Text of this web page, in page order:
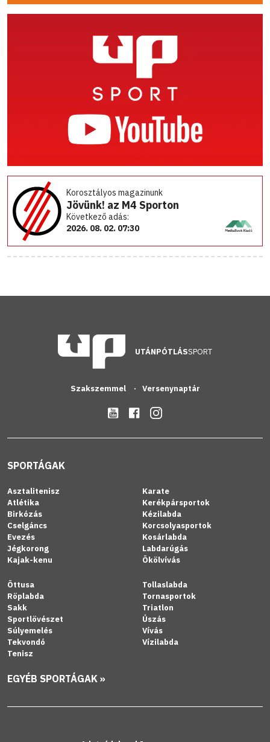
Korosztályos magazinunk
Jövünk! az M4 Sporton
Következő adás:
2026. 08. 02. 07:30
UTÁNPÓTLÁSSPORT
Szakszemmel Versenynaptár
SPORTÁGAK
Asztalitenisz
Atlétika
Birkózás
Cselgáncs
Evezés
Jégkorong
Kajak-kenu
Karate
Kerékpársportok
Kézilabda
Korcsolyasportok
Kosárlabda
Labdarúgás
Ökölvívás
Öttusa
Röplabda
Sakk
Sportlövészet
Súlyemelés
Tekvondó
Tenisz
Tollaslabda
Tornasportok
Triatlon
Úszás
Vívás
Vízilabda
EGYÉB SPORTÁGAK »